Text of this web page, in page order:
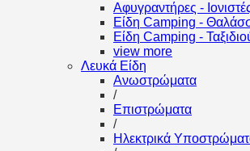
Αφυγραντήρες -
Είδη Camping -
Είδη Camping -
view more
Λευκά Είδη
Ανωστρώματα
/
Επιστρώματα
/
Ηλεκτρικά